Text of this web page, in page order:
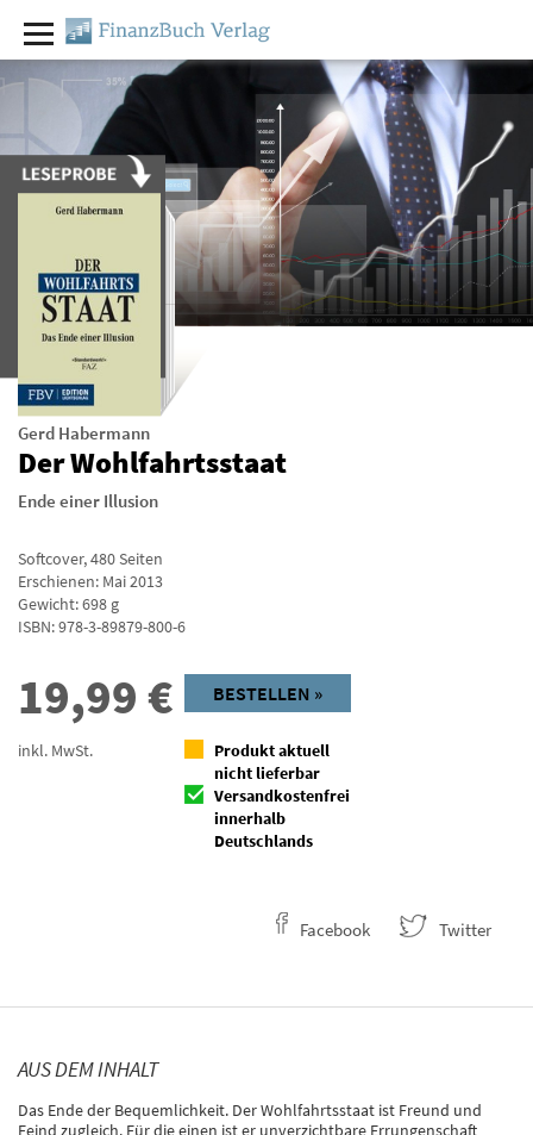
Gerd Habermann
Der Wohlfahrtsstaat
Ende einer Illusion
Softcover,480Seiten
Erschienen: Mai 2013
Gewicht: 698 g
ISBN:978-3-89879-800-6
19,99 €
inkl. MwSt.
BESTELLEN »
Produkt aktuell
nicht lieferbar
Versandkostenfrei
innerhalb
Deutschlands
Facebook Twitter
AUS DEM INHALT
Das Ende der Bequemlichkeit. Der Wohlfahrtsstaat ist Freund und
Feind zugleich. Für die einen ist er unverzichtbare Errungenschaft